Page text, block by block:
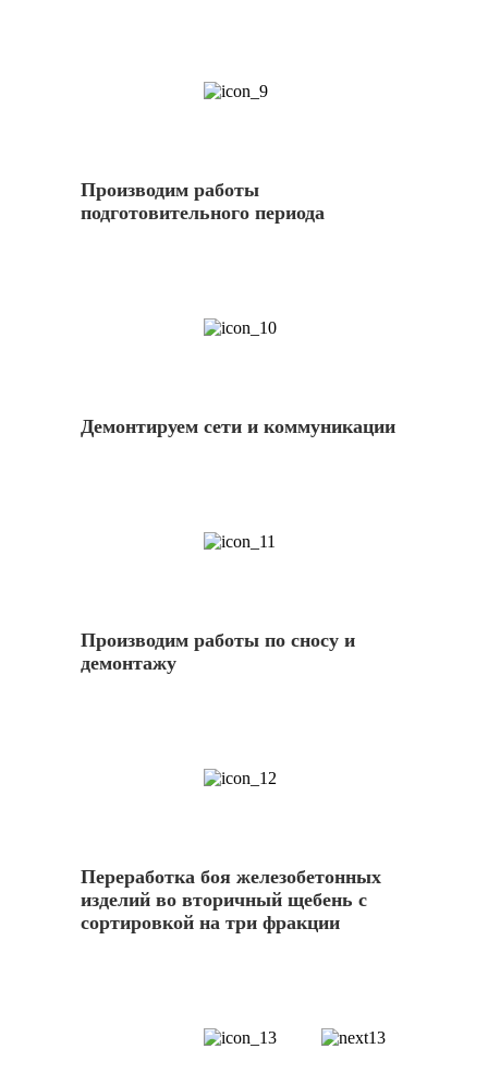
Производим работы
подготовительного периода
Демонтируем сети и коммуникации
Производим работы по сносу и
демонтажу
Переработка боя железобетонных
изделий во вторичный щебень с
сортировкой на три фракции